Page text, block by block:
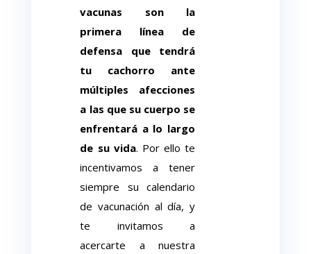
vacunas son la
primera línea de
defensa que tendrá
tu cachorro ante
múltiples afecciones
a las quesu cuerpo se
enfrentará a lo largo
de su vida. Por ello te
incentivamos a tener
siempre su calendario
de vacunación al día, y
te invitamos a
acercarte a nuestra